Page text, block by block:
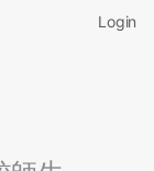
Login